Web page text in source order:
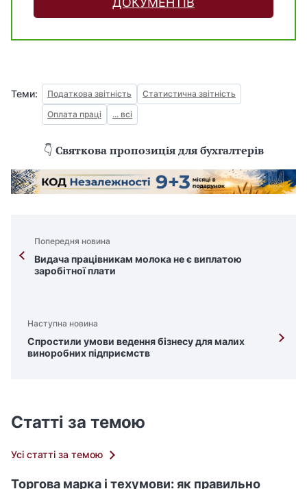
Теми: Податкова звітність
Статистична звітність
Оплата праці
... всі
👇 Святкова пропозиція для бухгалтерів
Попередня новина
Видача працівникам молока не є виплатою
заробітної плати
Наступна новина
Спростили умови ведення бізнесу для малих
виноробних підприємств
Статті за темою
Усі статті за темою
Торгова марка і техумови: як правильно